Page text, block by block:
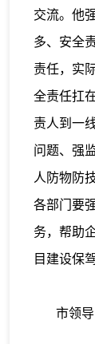
交流。他
多、安全
责任，实
全责任扛
责人到一
问题、强
人防物防
各部门要
务，帮助
目建设保
市领导